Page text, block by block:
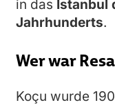
in das Istanbul
Jahrhunderts.
Wer war
Koçu wurde